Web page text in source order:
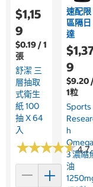
$1,15
9
$0.19 / 1
張
舒潔 三
層抽取
式衛生
紙 100
抽 X 64
入
★★★★★
★★★★★4.7
速配限
區隔日
達
9
$9.20
1粒
Sports
H
3 濃縮
油